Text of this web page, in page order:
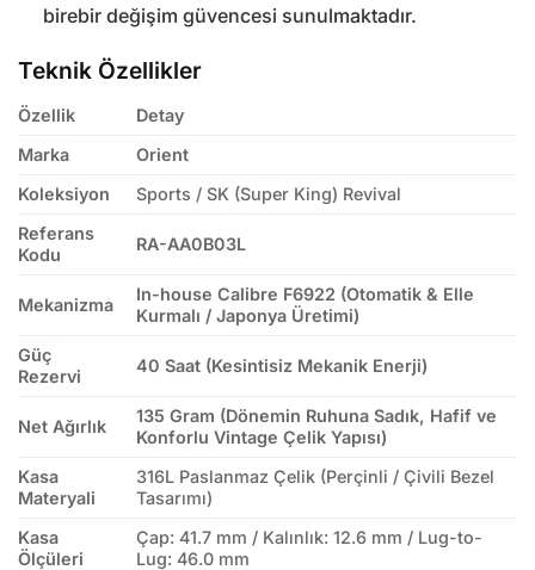
birebir değişim güvencesi sunulmaktadır.
Teknik Özellikler
Özellik
Detay
Marka
Orient
Koleksiyon
Sports / SK (Super King) Revival
Referans
Kodu
RA-AA0B03L
Mekanizma
In-house Calibre F6922 (Otomatik & Elle
Kurmalı / Japonya Üretimi)
Güç
Rezervi
40 Saat (Kesintisiz Mekanik Enerji)
Net Ağırlık
135 Gram (Dönemin Ruhuna Sadık, Hafif ve
Konforlu Vintage Çelik Yapısı)
Kasa
Materyali
316L Paslanmaz Çelik (Perçinli / Çivili Bezel
Tasarımı)
Kasa
Ölçüleri
Çap: 41.7 mm / Kalınlık: 12.6 mm / Lug-to-
Lug: 46.0 mm